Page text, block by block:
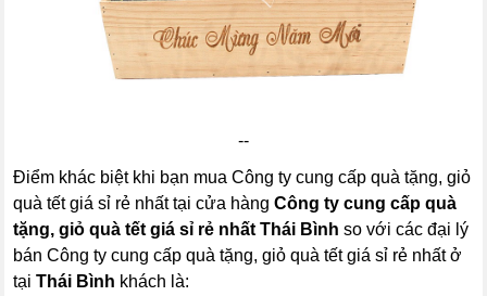
--
Điểm khác biệt khi bạn mua Công ty cung cấp quà tặng, giỏ
quà tết giá sỉ rẻ nhất tại cửa hàngCông ty cung cấp quà
tặng, giỏ quà tết giá sỉ rẻ nhất Thái Bình so với các đại lý
bán Công ty cung cấp quà tặng, giỏ quà tết giá sỉ rẻ nhất ở
tạiThái Bình khách là: